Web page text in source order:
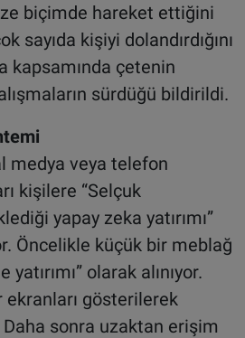
biçimde hareket ettiğini
sayıda kişiyi dolandırdığını
kapsamında çetenin
sürdüğü bildirildi.
medya veya telefon
kişilere “Selçuk
yapay zeka yatırımı”
Öncelikle küçük bir meblağ
olarak alınıyor.
gösterilerek
Daha sonra uzaktan erişim